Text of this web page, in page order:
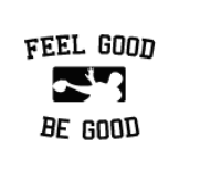
indhold